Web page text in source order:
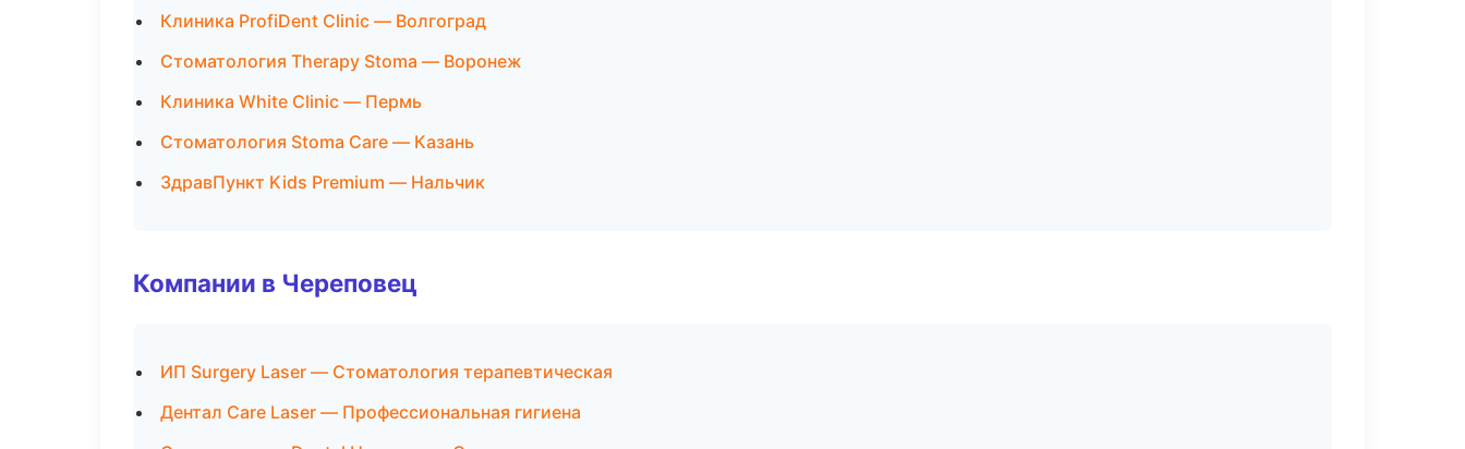
Клиника ProfiDent Clinic — Волгоград
Стоматология Therapy Stoma — Воронеж
Клиника White Clinic — Пермь
Стоматология Stoma Care — Казань
ЗдравПункт Kids Premium — Нальчик
Компании в Череповец
ИП Surgery Laser — Стоматология терапевтическая
Дентал Care Laser — Профессиональная гигиена